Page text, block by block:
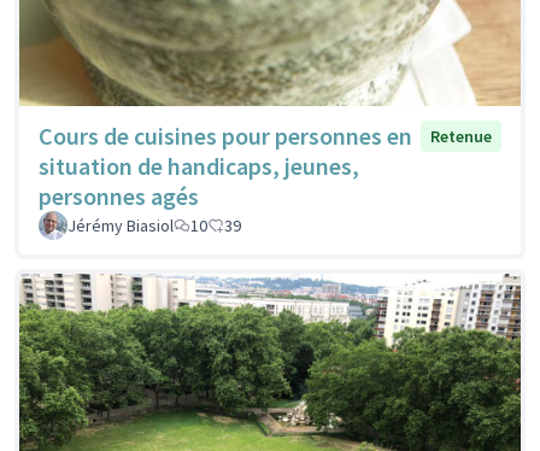
Cours de cuisines pour personnes en
situation de handicaps, jeunes,
personnes agés
Retenue
Jérémy Biasiol 10 39